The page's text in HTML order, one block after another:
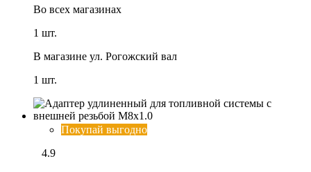
Во всех магазинах
1 шт.
В магазине ул. Рогожский вал
1 шт.
Покупай выгодно
4.9